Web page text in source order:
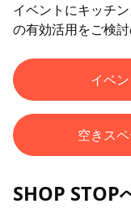
イベントにキッチ
の有効活用をご検
イベ
空きス
SHOP STOP